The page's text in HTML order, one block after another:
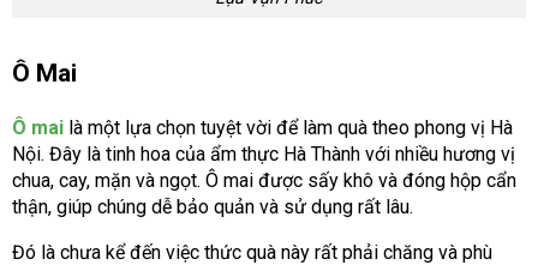
Ô Mai
Ô mai là một lựa chọn tuyệt vời để làm quà theo phong vị Hà
Nội. Đây là tinh hoa của ẩm thực Hà Thành với nhiều hương vị
chua, cay, mặn và ngọt. Ô mai được sấy khô và đóng hộp cẩn
thận, giúp chúng dễ bảo quản và sử dụng rất lâu.
Đó là chưa kể đến việc thức quà này rất phải chăng và phù